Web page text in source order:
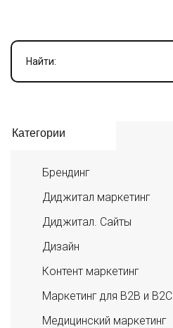
Найти:
Категории
Брендинг
Диджитал маркетинг
Диджитал. Сайты
Дизайн
Контент маркетинг
Маркетинг для B2B и B2C
Медицинский маркетинг